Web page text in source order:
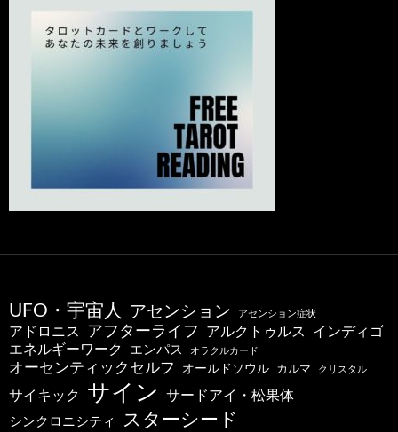
UFO・宇宙人 アセンション アセンション症状
アドロニス アフターライフ アルクトゥルス インディゴ
エネルギーワーク エンパス オラクルカード
オーセンティックセルフ オールドソウル カルマ クリスタル
サイキック サイン サードアイ・松果体
シンクロニシティ スターシード